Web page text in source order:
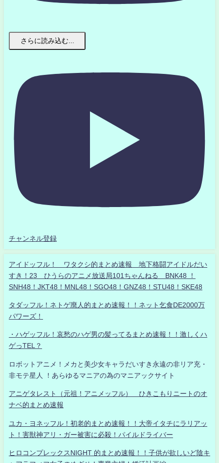
さらに読み込む...
チャンネル登録
アイドッフル！ ワタクシ的まとめ速報 地下格闘アイドルだい
すき！23 ひうらのアニメ放送局101ちゃんねる BNK48 ！
SNH48！JKT48！MNL48！SGO48！GNZ48！STU48！SKE48
タダッフル！ネトゲ廃人的まとめ速報！！ネット乞食DE2000万
パワーズ！
・ハゲッフル！哀愁のハゲ男の髪ってるまとめ速報！！激しくハ
ゲっTEL？
ロボットアニメ！メカと美少女キャラだいすき永遠の非リア充・
非モテ星人 ！あらゆるマニアの為のマニアックサイト
アニゲタレスト（元祖！アニメッフル） ひきこもりニートのオ
ナベ的まとめ速報
ユカ・ヨネッフル！初老的まとめ速報！！大帝イタチにラリアッ
ト！害獣神アリ・ガー被害に必殺！パイルドライバー
ヒロコンプレックスNIGHT 的まとめ速報！！子供が欲しいど陰キ